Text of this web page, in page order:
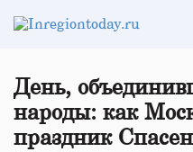
День,
народы: как
праздник